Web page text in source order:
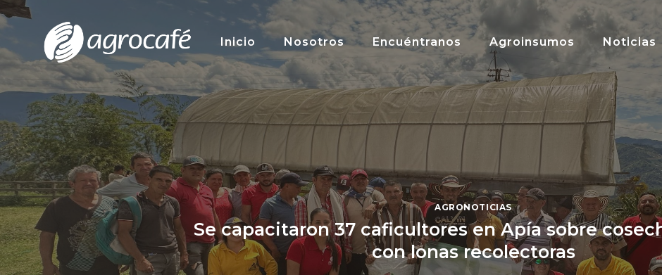
Saltar
al
contenido
Inicio Nosotros Encuéntranos Agroinsumos Noticias
AGRONOTICIAS
Se capacitaron 37 caficultores en Apía sobre
con lonas recolectoras